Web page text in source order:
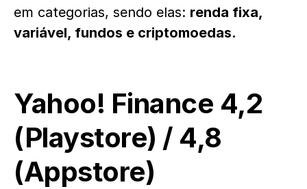
em categorias, sendo elas: renda fixa,
variável, fundos e criptomoedas.
Yahoo! Finance 4,2
(Playstore) / 4,8
(Appstore)